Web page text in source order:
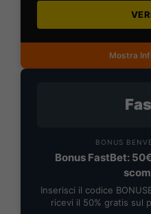
Mostra
BONUS
Bonus FastBet:
Inserisci il codice
ricevi il 50% gratis sul